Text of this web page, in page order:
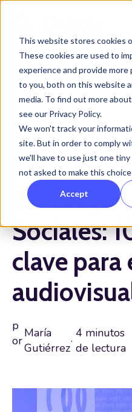
This website stores cookies
These cookies are used to
experience and provide more
to you, both on this website
media. To find out more
see our Privacy Policy.
We won't track your
site. But in order to comply
we'll have to use just one
not asked to make this choice
Accept
Todos los posts
octubre 20, 2025
Estrategia
Sociales:
clave para
p
or
María
Gutiérrez
·
4 minutos
de lectura